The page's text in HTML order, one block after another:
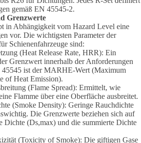
gemäß EN 45545-2.
Grenzwerte
in Abhängigkeit vom Hazard Level eine
vor. Die wichtigsten Parameter der
Schienenfahrzeuge sind:
(Heat Release Rate, HRR): Ein
Grenzwert innerhalb der Anforderungen
ist der MARHE-Wert (Maximum
of Heat Emission).
(Flame Spread): Ermittelt, wie
Flamme über eine Oberfläche ausbreitet.
(Smoke Density): Geringe Rauchdichte
Die Grenzwerte beziehen sich auf
Dichte (Ds,max) und die summierte Dichte
(Toxicity of Smoke): Die giftigen Gase